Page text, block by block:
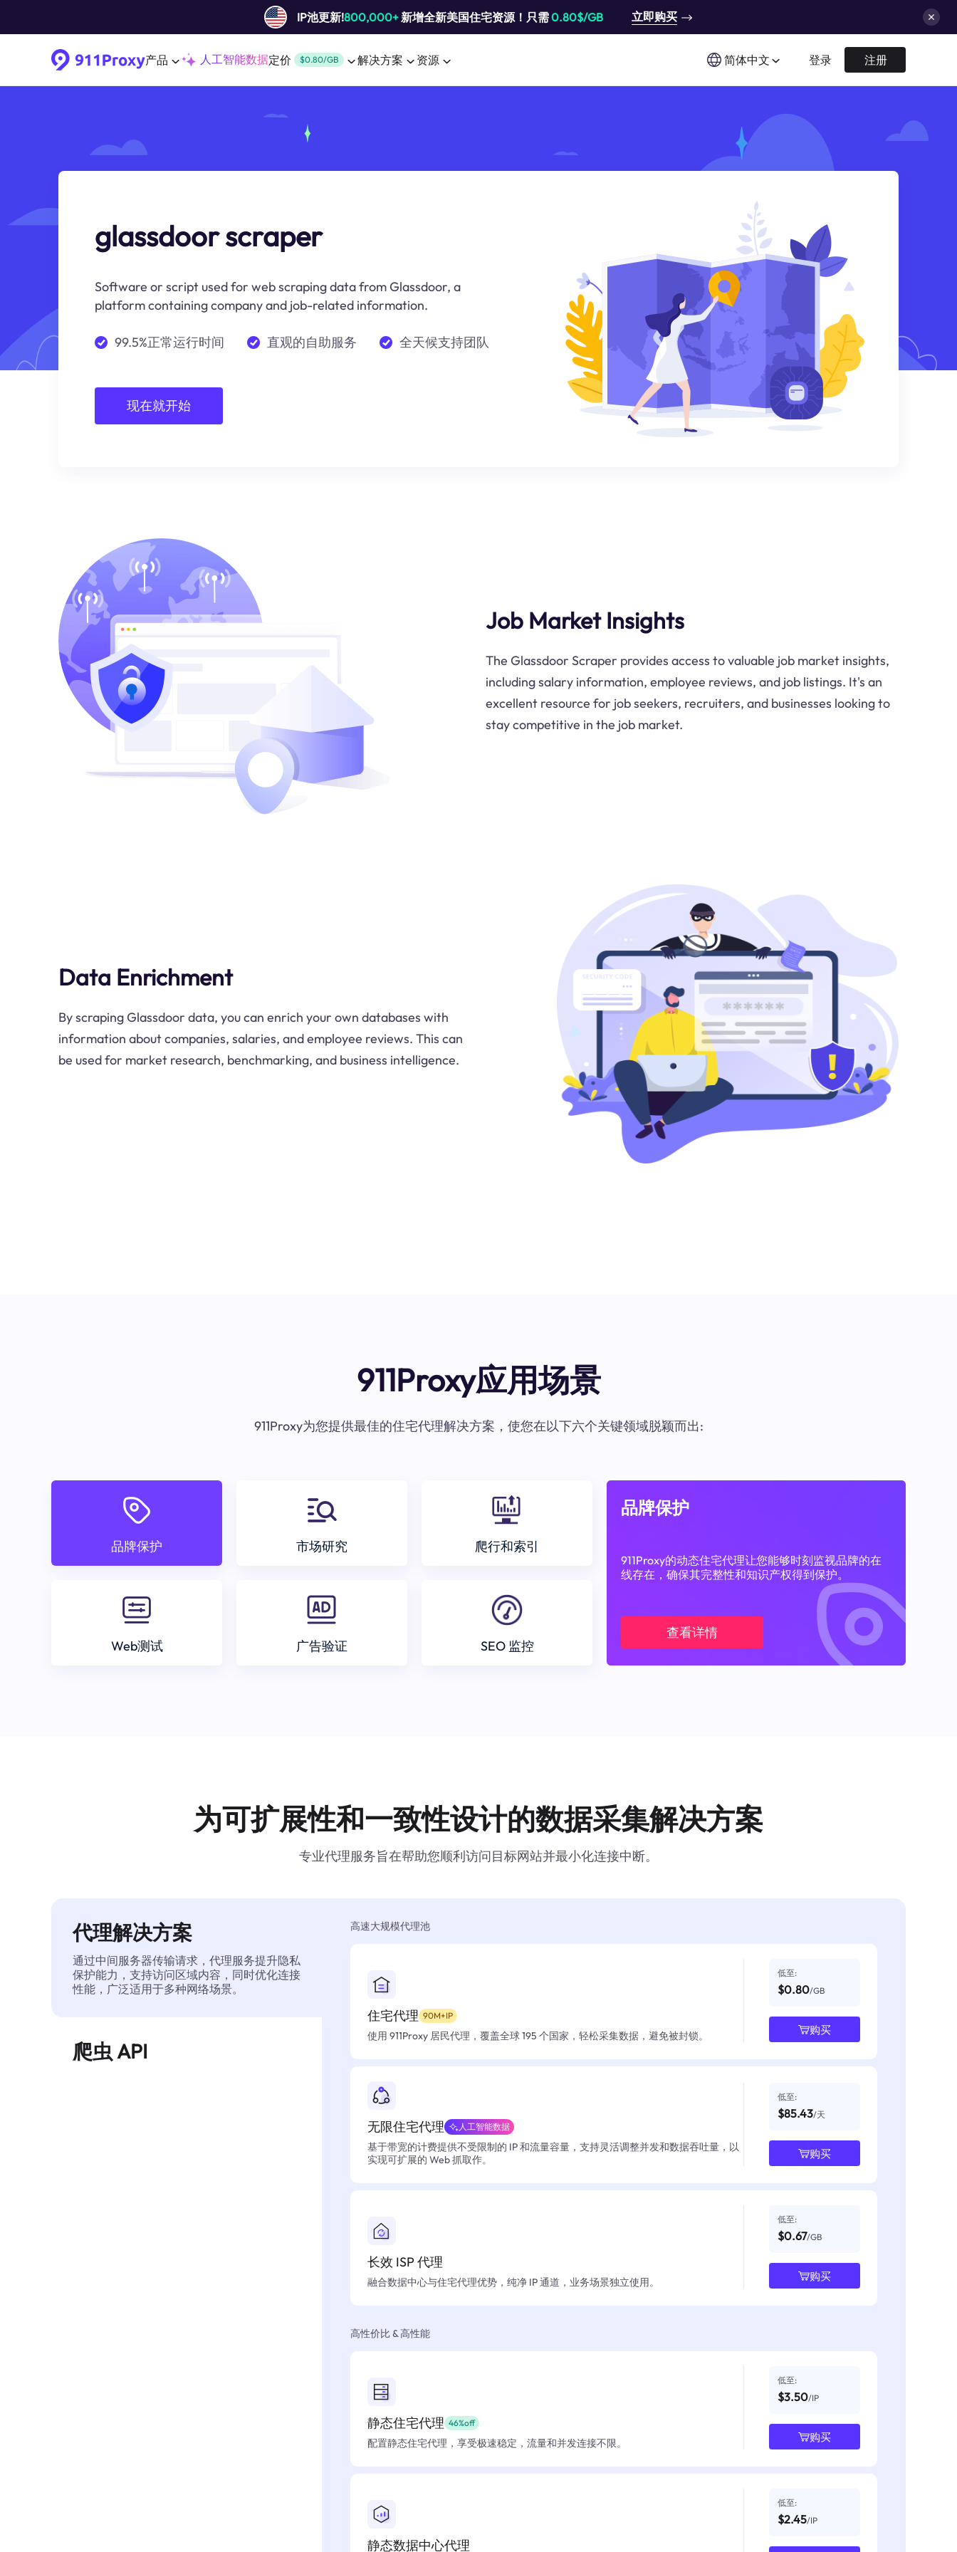
IP池更新!800,000+新增全新美国住宅资源！只需0.80$/GB 立即购买
产品 人工智能数据定价 $0.80/GB 解决方案 资源 简体中文 登录 注册
glassdoor scraper
Software or script used for web scraping data from Glassdoor, a
platform containing company and job-related information.
99.5%正常运行时间 直观的自助服务 全天候支持团队
现在就开始
Job Market Insights
The Glassdoor Scraper provides access to valuable job market insights,
including salary information, employee reviews, and job listings. It's an
excellent resource for job seekers, recruiters, and businesses looking to
stay competitive in the job market.
Data Enrichment
By scraping Glassdoor data, you can enrich your own databases with
information about companies, salaries, and employee reviews. This can
be used for market research, benchmarking, and business intelligence.
911Proxy应用场景
911Proxy为您提供最佳的住宅代理解决方案，使您在以下六个关键领域脱颖而出:
品牌保护 市场研究 爬行和索引
Web测试 广告验证 SEO 监控
品牌保护
911Proxy的动态住宅代理让您能够时刻监视品牌的在
线存在，确保其完整性和知识产权得到保护。
查看详情
为可扩展性和一致性设计的数据采集解决方案
专业代理服务旨在帮助您顺利访问目标网站并最小化连接中断。
代理解决方案
通过中间服务器传输请求，代理服务提升隐私
保护能力，支持访问区域内容，同时优化连接
性能，广泛适用于多种网络场景。
爬虫 API
高速大规模代理池
住宅代理 90M+IP
使用 911Proxy 居民代理，覆盖全球 195 个国家，轻松采集数据，避免被封锁。
低至:
$0.80/GB
购买
无限住宅代理 人工智能数据
基于带宽的计费提供不受限制的 IP 和流量容量，支持灵活调整并发和数据吞吐量，以
实现可扩展的 Web 抓取作。
低至:
$85.43/天
购买
长效 ISP 代理
融合数据中心与住宅代理优势，纯净 IP 通道，业务场景独立使用。
低至:
$0.67/GB
购买
高性价比 & 高性能
静态住宅代理 46%off
配置静态住宅代理，享受极速稳定，流量和并发连接不限。
低至:
$3.50/IP
购买
静态数据中心代理
低至:
$2.45/IP